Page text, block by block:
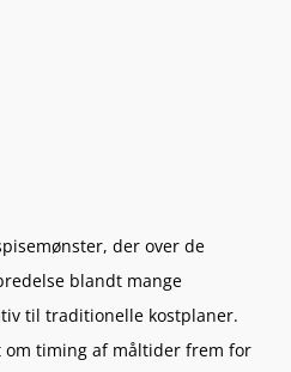
der over de
blandt mange
til traditionelle kostplaner.
timing af måltider frem for